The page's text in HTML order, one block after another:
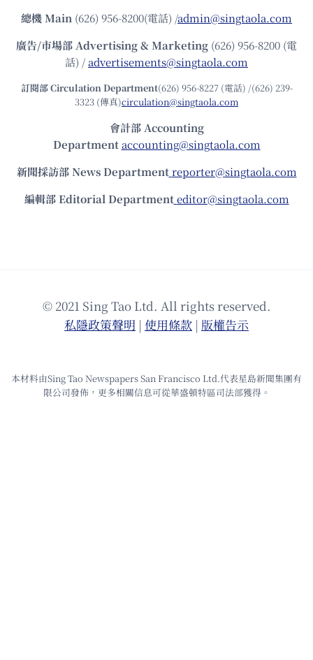
總機Main (626) 956-8200(電話) /admin@singtaola.com
廣告/市場部Advertising & Marketing (626) 956-8200 (電
話) /advertisements@singtaola.com
訂閱部 Circulation Department(626) 956-8227 (電話) /(626) 239-
3323 (傳真)circulation@singtaola.com
會計部 Accounting
Department accounting@singtaola.com
新聞採訪部 News Department reporter@singtaola.com
編輯部 Editorial Department editor@singtaola.com
© 2021 Sing Tao Ltd. All rights reserved.
私隱政策聲明 | 使⽤條款 | 版權告⽰
本材料由Sing Tao Newspapers San Francisco Ltd.代表星島新聞集團有
限公司發佈，更多相關信息可從華盛頓特區司法部獲得。